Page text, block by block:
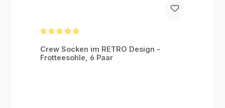
Crew Socken im RETRO Design -
Frotteesohle, 6 Paar